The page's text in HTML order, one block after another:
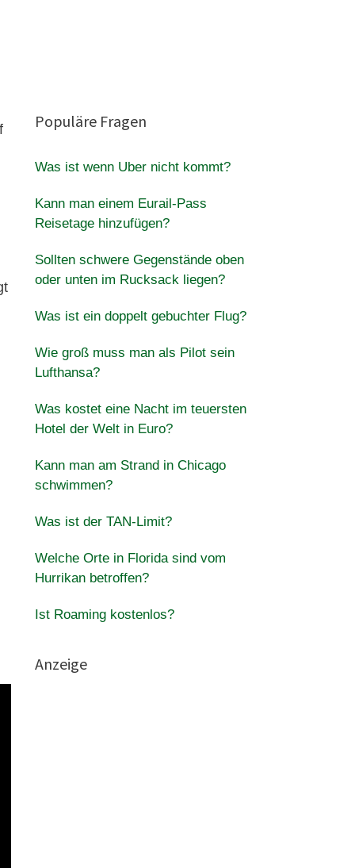
Populäre Fragen
Was ist wenn Uber nicht kommt?
Kann man einem Eurail-Pass
Reisetage hinzufügen?
Sollten schwere Gegenstände oben
oder unten im Rucksack liegen?
Was ist ein doppelt gebuchter Flug?
Wie groß muss man als Pilot sein
Lufthansa?
Was kostet eine Nacht im teuersten
Hotel der Welt in Euro?
Kann man am Strand in Chicago
schwimmen?
Was ist der TAN-Limit?
Welche Orte in Florida sind vom
Hurrikan betroffen?
Ist Roaming kostenlos?
Anzeige